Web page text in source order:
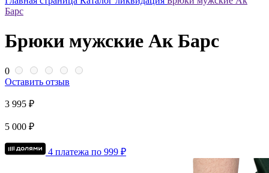
Барс
Брюки мужские Ак Барс
0
Оставить отзыв
3 995 ₽
5 000 ₽
4 платежа по 999 ₽